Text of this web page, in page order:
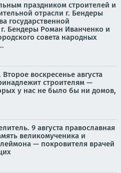
праздником строителей и
отрасли г. Бендеры
государственной
Бендеры Роман Иванченко и
совета народных
воскресенье августа
строителям —
у нас не было бы ни домов,
9 августа православная
великомученика и
— покровителя врачей